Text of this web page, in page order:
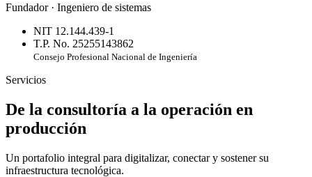
Fundador · Ingeniero de sistemas
NIT 12.144.439-1
T.P. No. 25255143862
Consejo Profesional Nacional de Ingeniería
Servicios
De la consultoría a la operación en
producción
Un portafolio integral para digitalizar, conectar y sostener su
infraestructura tecnológica.